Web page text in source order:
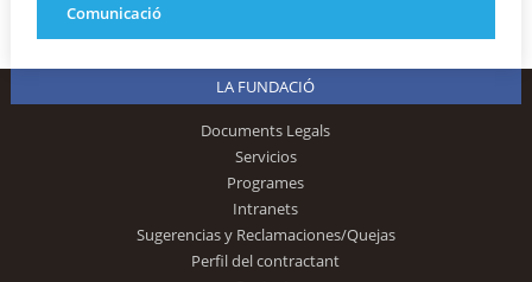
Comunicació
LA FUNDACIÓ
Documents Legals
Servicios
Programes
Intranets
Sugerencias y Reclamaciones/Quejas
Perfil del contractant